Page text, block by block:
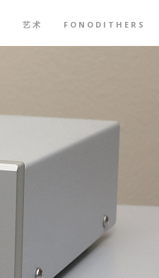
艺术 FONODITHERS